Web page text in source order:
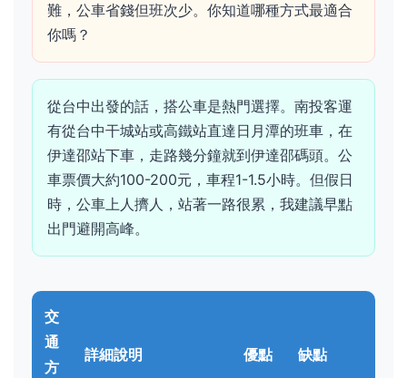
難，公車省錢但班次少。你知道哪種方式最適合
你嗎？
從台中出發的話，搭公車是熱門選擇。南投客運
有從台中干城站或高鐵站直達日月潭的班車，在
伊達邵站下車，走路幾分鐘就到伊達邵碼頭。公
車票價大約100-200元，車程1-1.5小時。但假日
時，公車上人擠人，站著一路很累，我建議早點
出門避開高峰。
交
通
方
詳細說明 優點 缺點